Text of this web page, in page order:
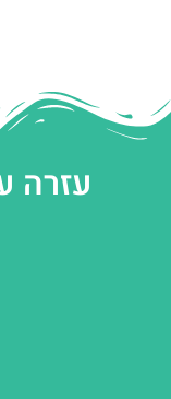
עזרה